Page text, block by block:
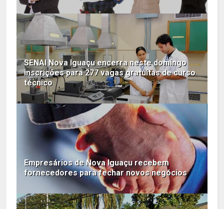
SENAI Nova Iguaçu encerra neste domingo
inscrições para 277 vagas gratuitas de curso
técnico
Empresários de Nova Iguaçu recebem
fornecedores para fechar novos negócios